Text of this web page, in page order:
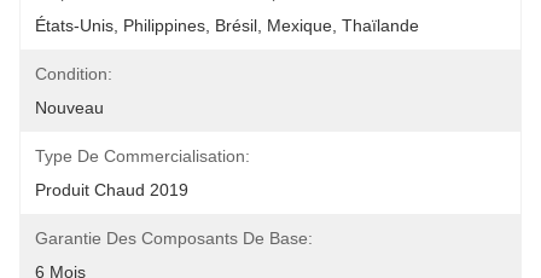
États-Unis, Philippines, Brésil, Mexique, Thaïlande
Condition:
Nouveau
Type De Commercialisation:
Produit Chaud 2019
Garantie Des Composants De Base:
6 Mois